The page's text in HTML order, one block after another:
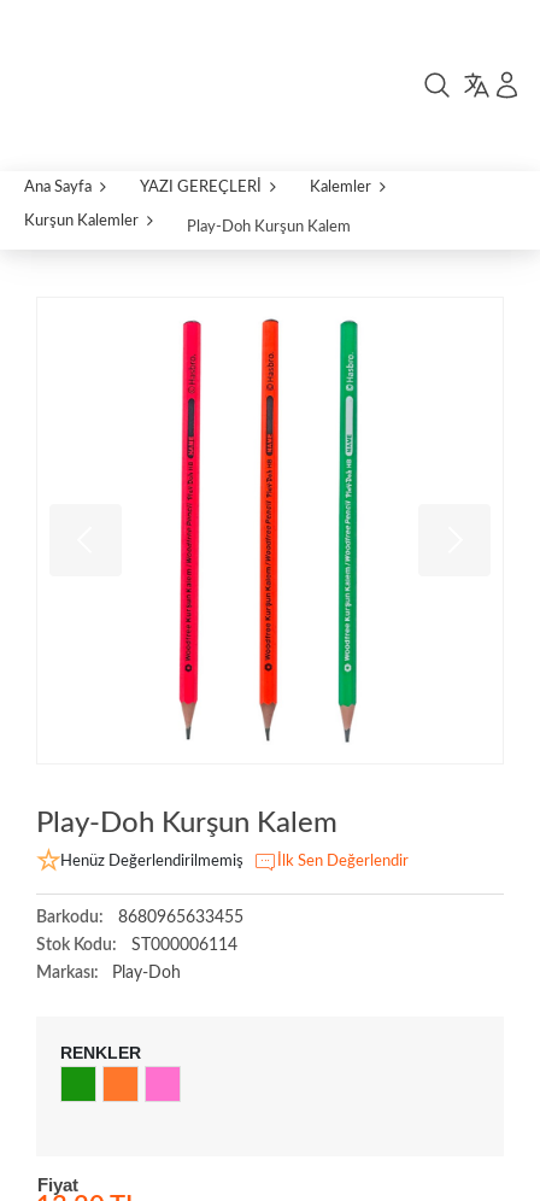
Ana Sayfa YAZI GEREÇLERİ Kalemler
Kurşun Kalemler Play-Doh Kurşun Kalem
Play-Doh Kurşun Kalem
Henüz Değerlendirilmemiş İlk Sen Değerlendir
Barkodu:
8680965633455
Stok Kodu:
ST000006114
Markası:
Play-Doh
RENKLER
Fiyat